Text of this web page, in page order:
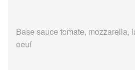
Base sauce tomate, mozzarella,
oeuf